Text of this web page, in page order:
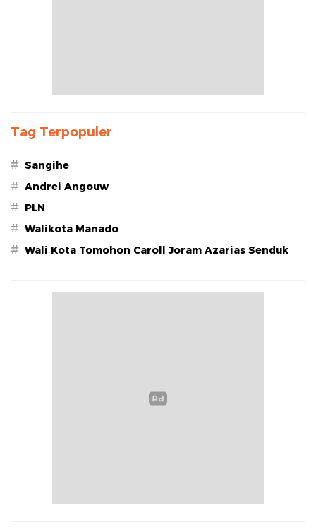
Tag Terpopuler
# Sangihe
# Andrei Angouw
# PLN
# Walikota Manado
# Wali Kota Tomohon Caroll Joram Azarias Senduk